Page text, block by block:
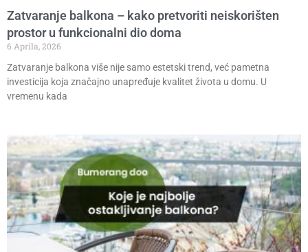
Zatvaranje balkona – kako pretvoriti neiskorišten
prostor u funkcionalni dio doma
6 Aprila, 2026
Zatvaranje balkona više nije samo estetski trend, već pametna
investicija koja značajno unapređuje kvalitet života u domu. U
vremenu kada